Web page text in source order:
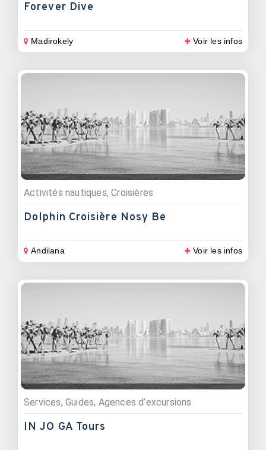
Forever Dive
Madirokely Voir les infos
Activités nautiques, Croisières
Dolphin Croisière Nosy Be
Andilana Voir les infos
Services, Guides, Agences d’excursions
IN JO GA Tours